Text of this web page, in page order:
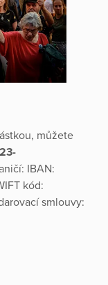
můžete
IBAN:
kód:
smlouvy: